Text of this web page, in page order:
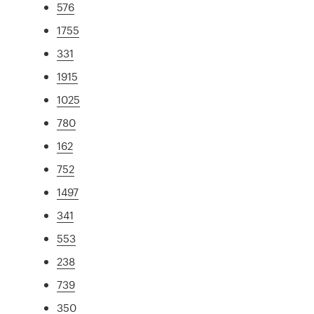
576
1755
331
1915
1025
780
162
752
1497
341
553
238
739
350